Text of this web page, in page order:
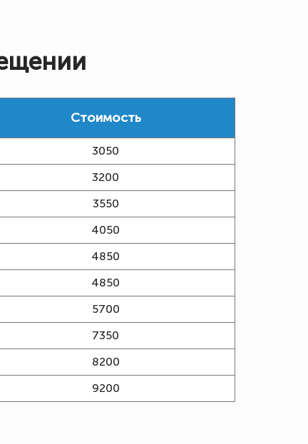
Стоимость
3050
3200
3550
4050
4850
4850
5700
7350
8200
9200